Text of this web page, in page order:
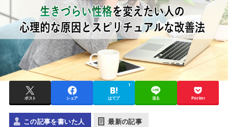
ポスト シェア はてブ
1
送る Pocket
この記事を書いた人 最新の記事